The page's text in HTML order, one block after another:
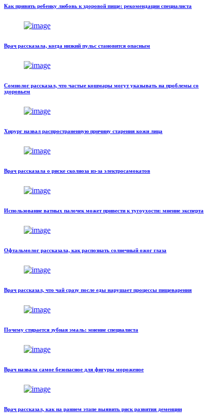
Как привить ребенку любовь к здоровой пище: рекомендации специалиста
Врач рассказала, когда низкий пульс становится опасным
Сомнолог рассказал, что частые кошмары могут указывать на проблемы со
здоровьем
Хирург назвал распространенную причину старения кожи лица
Врач рассказала о риске сколиоза из-за электросамокатов
Использование ватных палочек может привести к тугоухости: мнение эксперта
Офтальмолог рассказала, как распознать солнечный ожог глаза
Врач рассказал, что чай сразу после еды нарушает процессы пищеварения
Почему стирается зубная эмаль: мнение специалиста
Врач назвала самое безопасное для фигуры мороженое
Врач рассказал, как на раннем этапе выявить риск развития деменции